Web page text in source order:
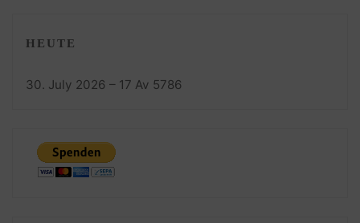
HEUTE
30. July 2026 – 17 Av 5786